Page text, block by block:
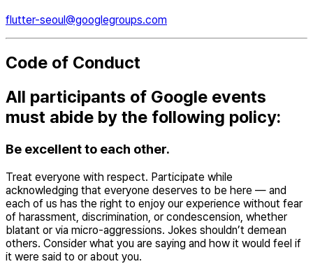
flutter-seoul@googlegroups.com
Code of Conduct
All participants of Google events
must abide by the following policy:
Be excellent to each other.
Treat everyone with respect. Participate while
acknowledging that everyone deserves to be here — and
each of us has the right to enjoy our experience without fear
of harassment, discrimination, or condescension, whether
blatant or via micro-aggressions. Jokes shouldn’t demean
others. Consider what you are saying and how it would feel if
it were said to or about you.